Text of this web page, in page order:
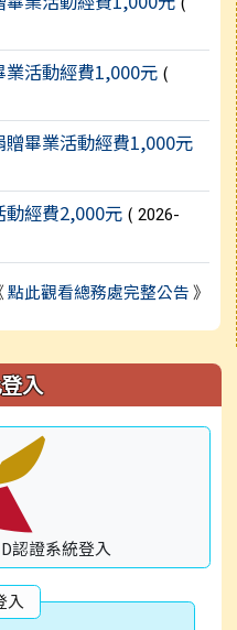
活動經費1,000元 (
畢業活動經費1,000元
動經費2,000元 ( 2026-
點此觀看總務處完整公告》
入
認證系統登入
入